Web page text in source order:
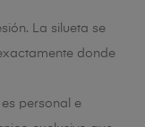
La silueta se
donde
personal e